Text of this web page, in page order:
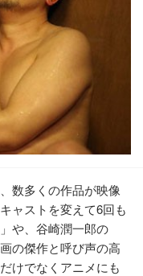
数多くの作品が映像
ャストを変えて6回も
や、谷崎潤一郎の
の傑作と呼び声の高
けでなくアニメにも